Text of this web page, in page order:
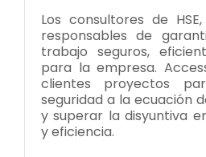
Los consultores de
responsables de
trabajo seguros,
para la empresa.
clientes proyectos
seguridad a la ecuación
y superar la disyuntiva
y eficiencia.